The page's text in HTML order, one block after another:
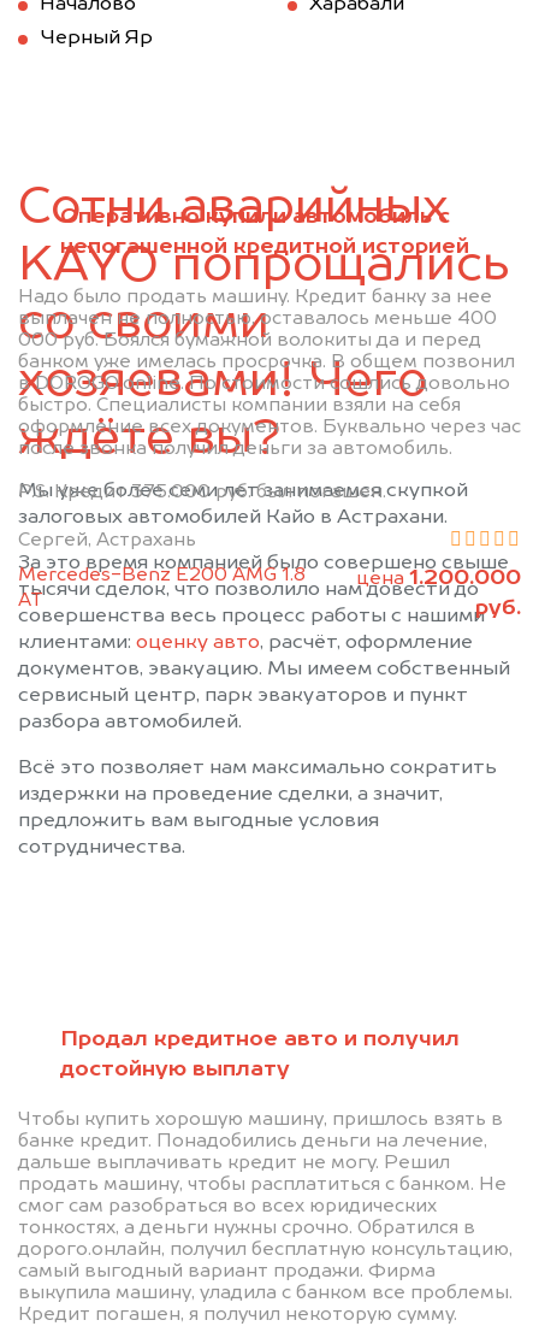
Оперативно купили автомобиль с
непогашенной кредитной историей
Надо было продать машину. Кредит банку за нее
выплачен не полностью, оставалось меньше 400
000 руб. Боялся бумажной волокиты да и перед
банком уже имелась просрочка. В общем позвонил
в DOROGO.online. По стоимости сошлись довольно
быстро. Специалисты компании взяли на себя
оформление всех документов. Буквально через час
после звонка получил деньги за автомобиль.
P.S. Кредит 375.000 руб. был погашен.
Сергей, Астрахань
Mercedes-Benz E200 AMG 1.8
АТ
цена 1.200.000
руб.
Продал кредитное авто и получил
достойную выплату
Чтобы купить хорошую машину, пришлось взять в
банке кредит. Понадобились деньги на лечение,
дальше выплачивать кредит не могу. Решил
продать машину, чтобы расплатиться с банком. Не
смог сам разобраться во всех юридических
тонкостях, а деньги нужны срочно. Обратился в
дорого.онлайн, получил бесплатную консультацию,
самый выгодный вариант продажи. Фирма
выкупила машину, уладила с банком все проблемы.
Кредит погашен, я получил некоторую сумму.
Началово
Харабали
Черный Яр
Сотни аварийных
KAYO попрощались
со своими
хозяевами! Чего
ждёте вы?
Мы уже более семи лет занимаемся скупкой
залоговых автомобилей Кайо в Астрахани.
За это время компанией было совершено свыше
тысячи сделок, что позволило нам довести до
совершенства весь процесс работы с нашими
клиентами: оценку авто, расчёт, оформление
документов, эвакуацию. Мы имеем собственный
сервисный центр, парк эвакуаторов и пункт
разбора автомобилей.
Всё это позволяет нам максимально сократить
издержки на проведение сделки, а значит,
предложить вам выгодные условия
сотрудничества.
551-81-15
Мы проконсультируем вас и
рассчитаем стоимость вашего
автомобиля.